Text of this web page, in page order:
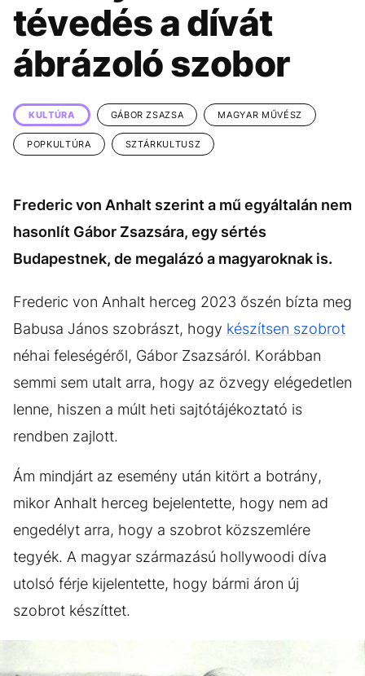
KÖZÉLET UTAZÁS
ÉLETMÓD DESIGN
BESZÉLGETÉSEK ARCOK
VIDEÓ TÖRTÉNETEK
GASZTRO
tévedés a dívát
ábrázoló szobor
KULTÚRA GÁBOR ZSAZSA MAGYAR MŰVÉSZ
POPKULTÚRA SZTÁRKULTUSZ
Frederic von Anhalt szerint a mű egyáltalán nem
hasonlít Gábor Zsazsára, egy sértés
Budapestnek, de megalázó a magyaroknak is.
Frederic von Anhalt herceg 2023 őszén bízta meg
Babusa János szobrászt, hogy készítsen szobrot
néhai feleségéről, Gábor Zsazsáról. Korábban
semmi sem utalt arra, hogy az özvegy elégedetlen
lenne, hiszen a múlt heti sajtótájékoztató is
rendben zajlott.
Ám mindjárt az esemény után kitört a botrány,
mikor Anhalt herceg bejelentette, hogy nem ad
engedélyt arra, hogy a szobrot közszemlére
tegyék. A magyar származású hollywoodi díva
utolsó férje kijelentette, hogy bármi áron új
szobrot készíttet.